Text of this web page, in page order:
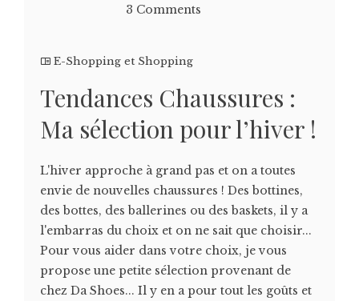
3 Comments
E-Shopping et Shopping
Tendances Chaussures :
Ma sélection pour l’hiver !
L'hiver approche à grand pas et on a toutes
envie de nouvelles chaussures ! Des bottines,
des bottes, des ballerines ou des baskets, il y a
l'embarras du choix et on ne sait que choisir...
Pour vous aider dans votre choix, je vous
propose une petite sélection provenant de
chez Da Shoes... Il y en a pour tout les goûts et